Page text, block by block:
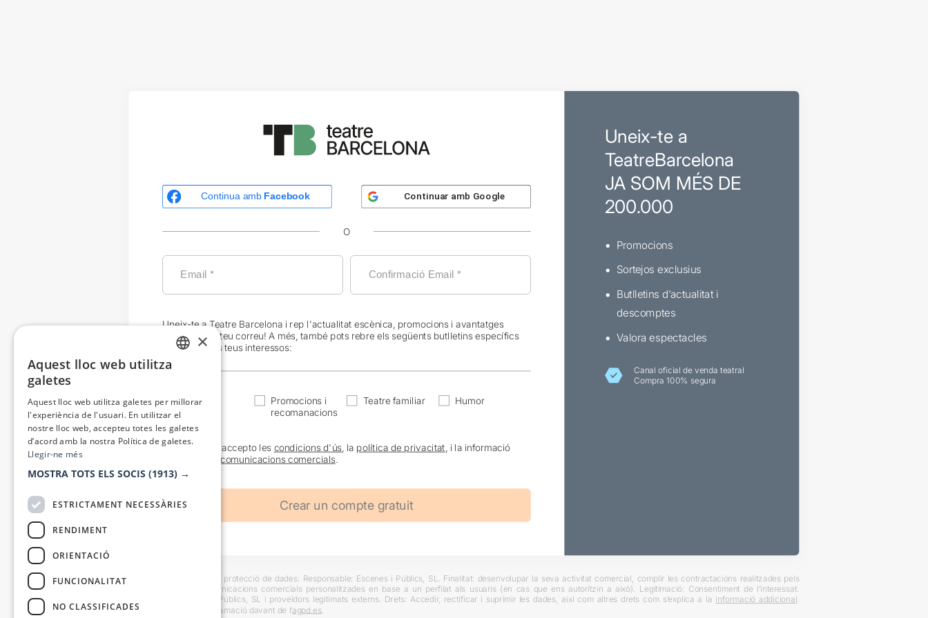
Continua amb Facebook Continuar amb Google
O
Uneix-te a Teatre Barcelona i rep l'actualitat escènica, promocions i avantatges
exclusives al teu correu! A més, també pots rebre els següents butlletins específics
en funció dels teus interessos:
Actualitat
Promocions i
recomanacions
Teatre familiar Humor
He llegit i accepto les condicions d'ús , la política de privacitat , i la informació
comunicacions comercials.
Uneix-te a
TeatreBarcelona
JA SOM MÉS DE
200.000
Promocions
Sortejos exclusius
Butlletins d’actualitat i
descomptes
Valora espectacles
Canal oficial de venda teatral
Compra 100% segura
Informació bàsica sobre protecció de dades: Responsable: Escenes i Públics, SL. Finalitat: desenvolupar la seva activitat comercial, complir les contractacions realitzades pels
usuaris i trametre comunicacions comercials personalitzades en base a un perfilat als usuaris (en cas que ens autoritzin a això). Legitimació: Consentiment de l’interessat.
Destinataris: Escenes i Públics, SL i proveïdors legitimats externs. Drets: Accedir, rectificar i suprimir les dades, així com altres drets com s’explica a la informació addicional
També es pot instar reclamació davant de l’agpd.es
×
Aquest lloc web utilitza
galetes
Aquest lloc web utilitza galetes per millorar
l'experiència de l'usuari. En utilitzar el
nostre lloc web, accepteu totes les galetes
d’acord amb la nostra Política de galetes.
Llegir-ne més
MOSTRA TOTS ELS SOCIS (1913) →
ESTRICTAMENT NECESSÀRIES
RENDIMENT
ORIENTACIÓ
FUNCIONALITAT
NO CLASSIFICADES